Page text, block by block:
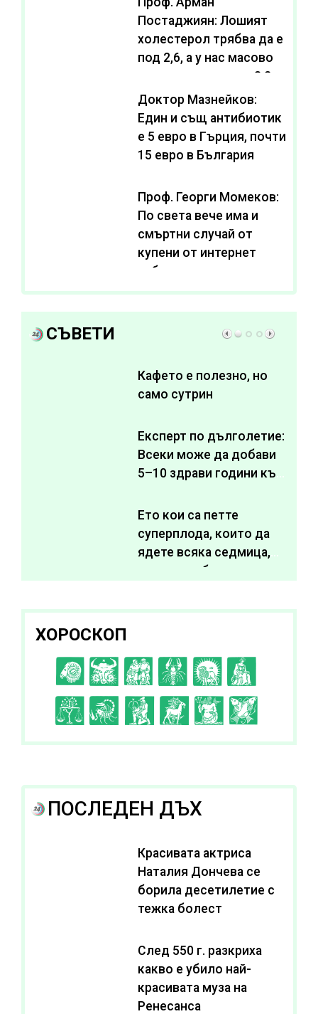
Постаджиян: Лошият
холестерол трябва да е
под 2,6, а у нас масово
се живее с нива от 3,2
Доктор Мазнейков:
Един и същ антибиотик
e 5 евро в Гърция, почти
15 евро в България
Проф. Георги Момеков:
По света вече има и
смъртни случай от
купени от интернет
субстанции за
отслабване
СЪВЕТИ
Кафето е полезно, но
само сутрин
Експерт по дълголетие:
Всеки може да добави
5–10 здрави години към
Ето кои са петте
суперплода, които да
ядете всяка седмица,
за да подобрите
ХОРОСКОП
C D EFGH
I J K L A B
ПОСЛЕДЕН ДЪХ
Красивата актриса
Наталия Дончева се
борила десетилетие с
тежка болест
След 550 г. разкриха
какво е убило най-
красивата муза на
Ренесанса